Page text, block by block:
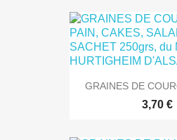
GRAINES DE
3,70 €